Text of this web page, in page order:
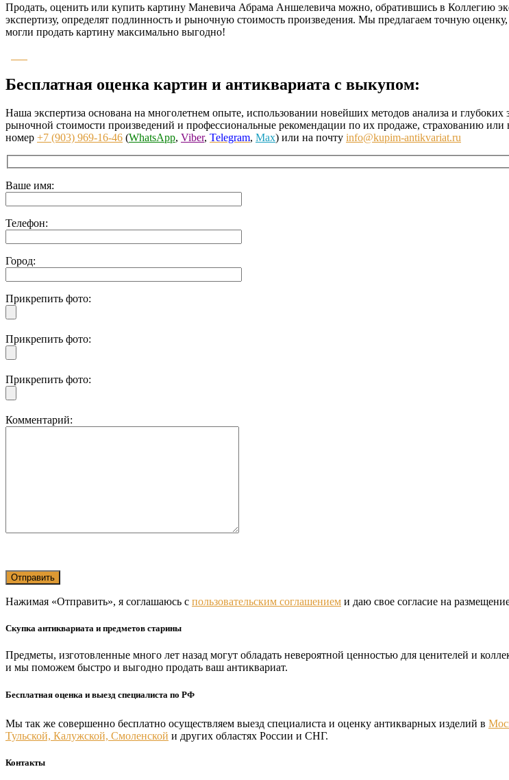
Продать, оценить или купить картину Маневича Абрама Аншелевича можно, обратившись в Коллегию
экспертизу, определят подлинность и рыночную стоимость произведения. Мы предлагаем точную
могли продать картину максимально выгодно!
Бесплатная оценка картин и антиквариата с выкупом:
Наша экспертиза основана на многолетнем опыте, использовании новейших методов анализа и
рыночной стоимости произведений и профессиональные рекомендации по их продаже, страхованию
номер +7 (903) 969-16-46 (WhatsApp, Viber, Telegram, Max) или на почту info@kupim-antikvariat.ru
Ваше имя:
Телефон:
Город:
Прикрепить фото:
Прикрепить фото:
Прикрепить фото:
Комментарий:
Нажимая «Отправить», я соглашаюсь с пользовательским соглашением и даю свое согласие на
Скупка антиквариата и предметов старины
Предметы, изготовленные много лет назад могут обладать невероятной ценностью для ценителей и
и мы поможем быстро и выгодно продать ваш антиквариат.
Бесплатная оценка и выезд специалиста по РФ
Мы так же совершенно бесплатно осуществляем выезд специалиста и оценку антикварных изделий в
Тульской, Калужской, Смоленской и других областях России и СНГ.
Контакты